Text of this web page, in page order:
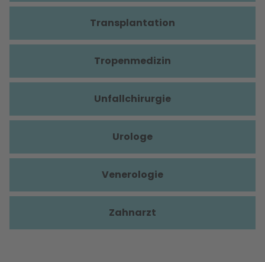
Transplantation
Tropenmedizin
Unfallchirurgie
Urologe
Venerologie
Zahnarzt